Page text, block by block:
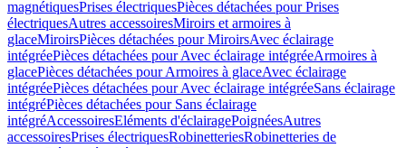
magnétiquesPrises électriquesPièces détachées pour Prises
électriquesAutres accessoiresMiroirs et armoires à
glaceMiroirsPièces détachées pour MiroirsAvec éclairage
intégréePièces détachées pour Avec éclairage intégréeArmoires à
glacePièces détachées pour Armoires à glaceAvec éclairage
intégréePièces détachées pour Avec éclairage intégréeSans éclairage
intégréPièces détachées pour Sans éclairage
intégréAccessoiresEléments d'éclairagePoignéesAutres
accessoiresPrises électriquesRobinetteriesRobinetteries de